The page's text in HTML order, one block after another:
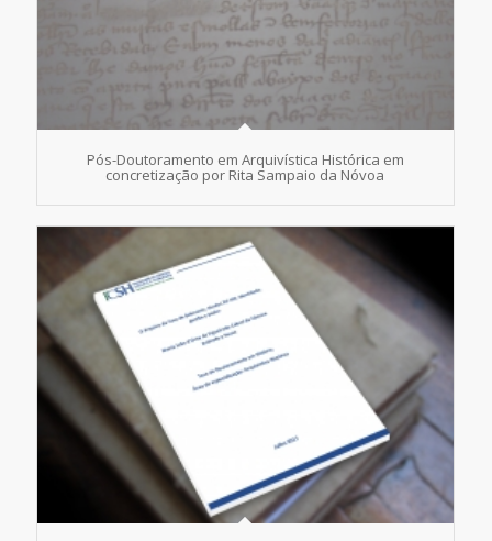
Pós-Doutoramento em Arquivística Histórica em
concretização por Rita Sampaio da Nóvoa